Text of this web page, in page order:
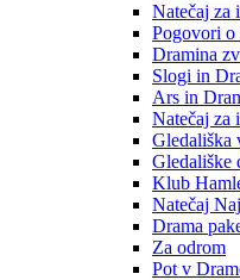
Natečaj za
Pogovori o
Dramina
Slogi in
Ars in
Natečaj za
Gledališka
Gledališke
Klub
Natečaj
Drama
Za odrom
Pot v